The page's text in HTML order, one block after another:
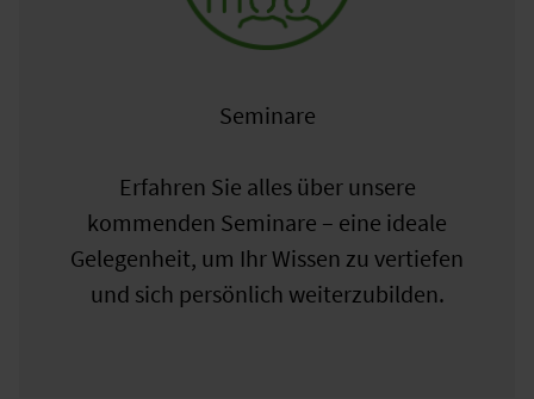
Seminare
Erfahren Sie alles über unsere
kommenden Seminare – eine ideale
Gelegenheit, um Ihr Wissen zu vertiefen
und sich persönlich weiterzubilden.